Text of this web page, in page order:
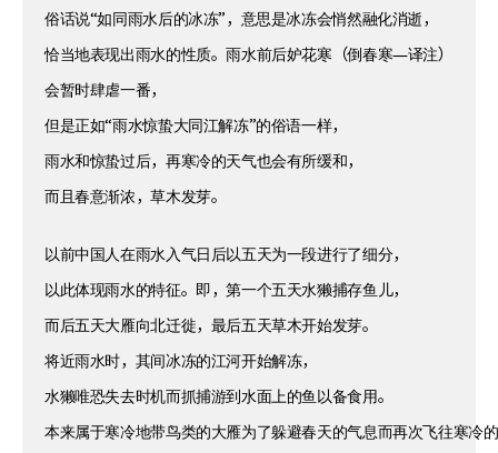
俗话说“如同雨水后的冰冻”，意思是冰冻会悄然融化消逝，
恰当地表现出雨水的性质。雨水前后妒花寒（倒春寒—译注）
会暂时肆虐一番，
但是正如“雨水惊蛰大同江解冻”的俗语一样，
雨水和惊蛰过后，再寒冷的天气也会有所缓和，
而且春意渐浓，草木发芽。
以前中国人在雨水入气日后以五天为一段进行了细分，
以此体现雨水的特征。即，第一个五天水獭捕存鱼儿，
而后五天大雁向北迁徙，最后五天草木开始发芽。
将近雨水时，其间冰冻的江河开始解冻，
水獭唯恐失去时机而抓捕游到水面上的鱼以备食用。
本来属于寒冷地带鸟类的大雁为了躲避春天的气息而再次飞往寒冷